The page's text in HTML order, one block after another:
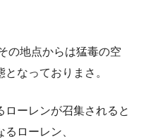
の地点からは猛毒の空
なっておりまさ。
ーレンが召集されると
ローレン、